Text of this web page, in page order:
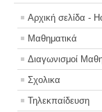
Αρχική σελίδα -
Μαθηματικά
Διαγωνισμοί
Σχολικα
Τηλεκπαίδευση